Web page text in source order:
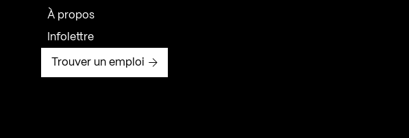
À propos
Infolettre
Trouver un emploi